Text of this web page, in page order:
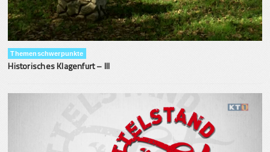
Themenschwerpunkte
Historisches Klagenfurt – III